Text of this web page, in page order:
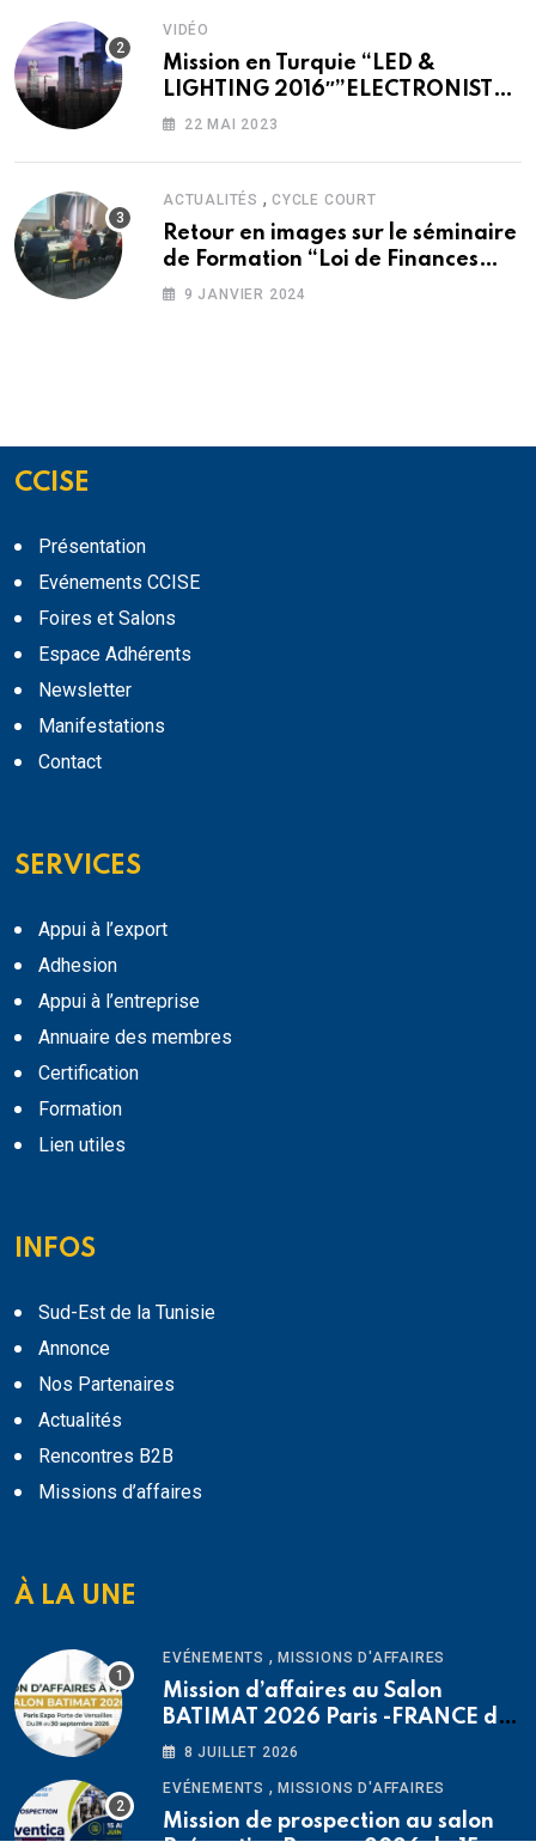
VIDÉO
Mission en Turquie “LED &
LIGHTING 2016″”ELECTRONIST
2016″”ELEX 2016”
22 MAI 2023
ACTUALITÉS , CYCLE COURT
Retour en images sur le séminaire
de Formation “Loi de Finances
2024”
9 JANVIER 2024
CCISE
Présentation
Evénements CCISE
Foires et Salons
Espace Adhérents
Newsletter
Manifestations
Contact
SERVICES
Appui à l’export
Adhesion
Appui à l’entreprise
Annuaire des membres
Certification
Formation
Lien utiles
INFOS
Sud-Est de la Tunisie
Annonce
Nos Partenaires
Actualités
Rencontres B2B
Missions d’affaires
À LA UNE
EVÉNEMENTS , MISSIONS D'AFFAIRES
Mission d’affaires au Salon
BATIMAT 2026 Paris -FRANCE du
26 au 30 septembre 2026
8 JUILLET 2026
EVÉNEMENTS , MISSIONS D'AFFAIRES
Mission de prospection au salon